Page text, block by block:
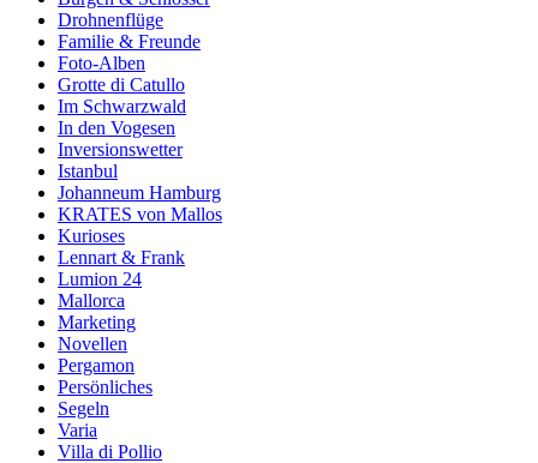
Drohnenflüge
Familie & Freunde
Foto-Alben
Grotte di Catullo
Im Schwarzwald
In den Vogesen
Inversionswetter
Istanbul
Johanneum Hamburg
KRATES von Mallos
Kurioses
Lennart & Frank
Lumion 24
Mallorca
Marketing
Novellen
Pergamon
Persönliches
Segeln
Varia
Villa di Pollio